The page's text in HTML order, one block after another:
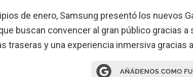
de enero, Samsung presentó los nuevos
buscan convencer al gran público gracias
traseras y una experiencia inmersiva gracias